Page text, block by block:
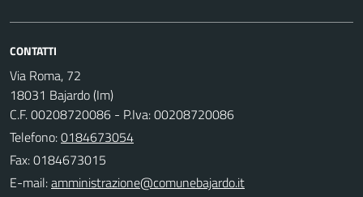
CONTATTI
Via Roma, 72
18031 Bajardo (Im)
C.F. 00208720086 - P.Iva: 00208720086
Telefono:0184673054
Fax: 0184673015
E-mail: